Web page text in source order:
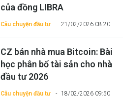
Câu chuyện đầu tư 21/02/2026 08:20
của đồng LIBRA
Câu chuyện đầu tư 18/02/2026 09:50
CZ bán nhà mua Bitcoin: Bài
học phân bổ tài sản cho nhà
đầu tư 2026